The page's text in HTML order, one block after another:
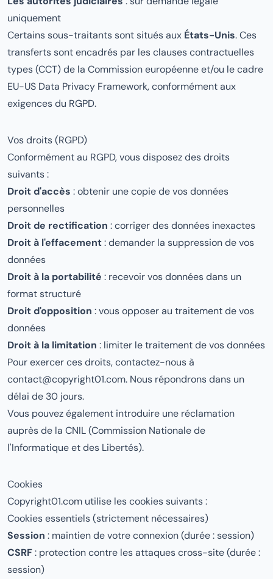
uniquement
Certains sous-traitants sont situés aux États-Unis. Ces
transferts sont encadrés par les clauses contractuelles
types (CCT) de la Commission européenne et/ou le cadre
EU-US Data Privacy Framework, conformément aux
exigences du RGPD.
Vos droits (RGPD)
Conformément au RGPD, vous disposez des droits
suivants :
Droit d'accès : obtenir une copie de vos données
personnelles
Droit de rectification : corriger des données inexactes
Droit à l'effacement: demander la suppression de vos
données
Droit à la portabilité : recevoir vos données dans un
format structuré
Droit d'opposition : vous opposer au traitement de vos
données
Droit à la limitation : limiter le traitement de vos données
Pour exercer ces droits, contactez-nous à
contact@copyright01.com. Nous répondrons dans un
délai de 30 jours.
Vous pouvez également introduire une réclamation
auprès de la CNIL(Commission Nationale de
l'Informatique et des Libertés).
Cookies
Copyright01.com utilise les cookies suivants :
Cookies essentiels (strictement nécessaires)
Session : maintien de votre connexion (durée : session)
CSRF: protection contre les attaques cross-site (durée :
session)